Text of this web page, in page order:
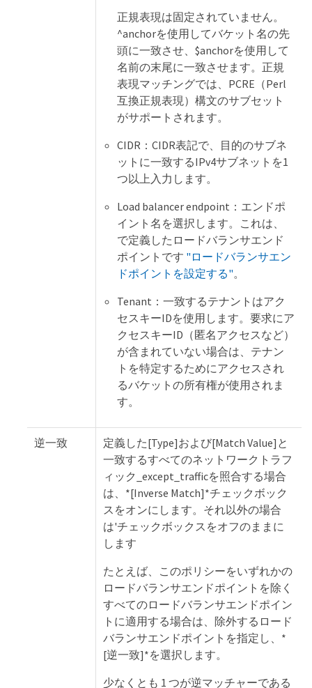
正規表現は固定されていません。
^anchorを使用してバケット名の先
頭に一致させ、$anchorを使用して
名前の末尾に一致させます。正規
表現マッチングでは、PCRE（Perl
互換正規表現）構文のサブセット
がサポートされます。
CIDR：CIDR表記で、目的のサブネ
ットに一致するIPv4サブネットを1
つ以上入力します。
Load balancer endpoint：エンドポ
イント名を選択します。これは、
で定義したロードバランサエンド
ポイントです "ロードバランサエン
ドポイントを設定する"。
Tenant：一致するテナントはアク
セスキーIDを使用します。要求にア
クセスキーID（匿名アクセスなど）
が含まれていない場合は、テナン
トを特定するためにアクセスされ
るバケットの所有権が使用されま
す。
逆一致
定義した[Type]および[Match Value]と
一致するすべてのネットワークトラフ
ィック_except_trafficを照合する場合
は、*[Inverse Match]*チェックボック
スをオンにします。それ以外の場合
は'チェックボックスをオフのままに
します
たとえば、このポリシーをいずれかの
ロードバランサエンドポイントを除く
すべてのロードバランサエンドポイン
トに適用する場合は、除外するロード
バランサエンドポイントを指定し、*
[逆一致]*を選択します。
少なくとも 1 つが逆マッチャーである